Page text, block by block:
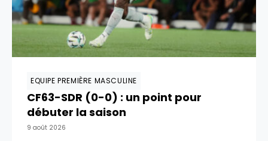
EQUIPE PREMIÈRE MASCULINE
CF63-SDR (0-0) : un point pour
débuter la saison
9 août 2026